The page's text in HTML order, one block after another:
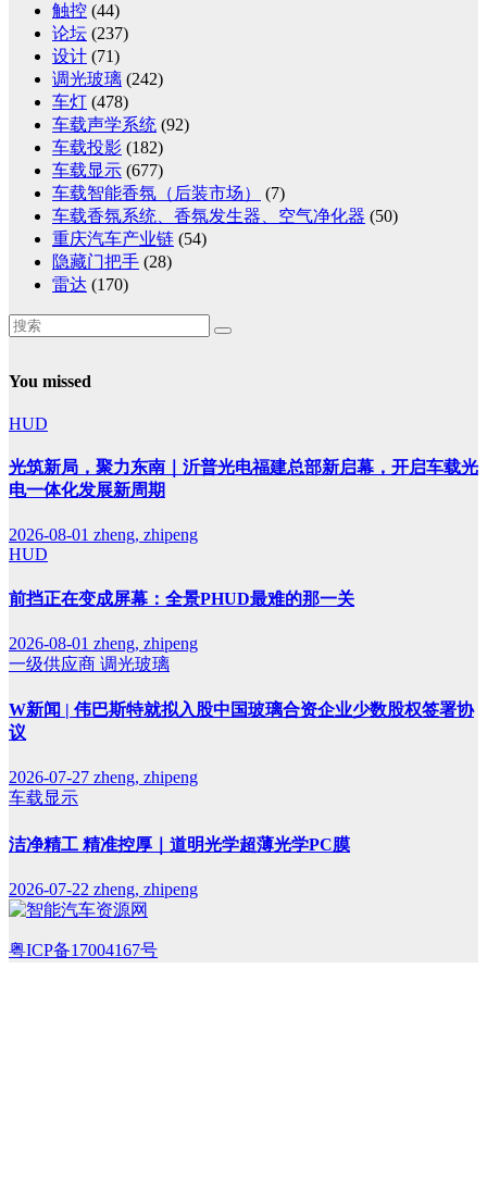
触控 (44)
论坛 (237)
设计 (71)
调光玻璃 (242)
车灯 (478)
车载声学系统 (92)
车载投影 (182)
车载显示 (677)
车载智能香氛（后装市场）
(7)
车载香氛系统、香氛发生器、空气净化器 (50)
重庆汽车产业链 (54)
隐藏门把手 (28)
雷达 (170)
You missed
HUD
光筑新局，聚力东南｜沂普光电福建总部新启幕，开启车载光
电一体化发展新周期
2026-08-01 zheng, zhipeng
HUD
前挡正在变成屏幕：全景PHUD最难的那一关
2026-08-01 zheng, zhipeng
一级供应商 调光玻璃
W新闻 | 伟巴斯特就拟入股中国玻璃合资企业少数股权签署协
议
2026-07-27 zheng, zhipeng
车载显示
洁净精工 精准控厚｜道明光学超薄光学PC膜
2026-07-22 zheng, zhipeng
粤ICP备17004167号